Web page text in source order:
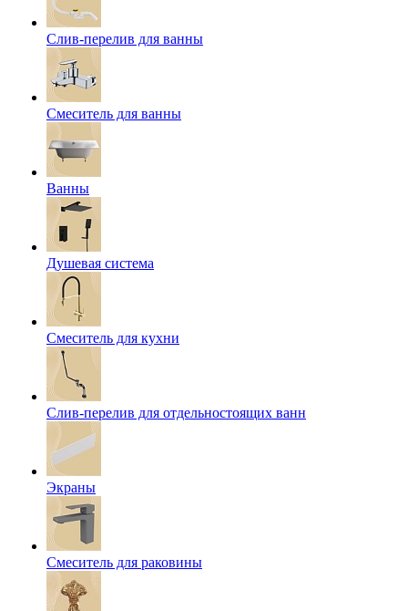
Слив-перелив для ванны
Смеситель для ванны
Ванны
Душевая система
Смеситель для кухни
Слив-перелив для отдельностоящих ванн
Экраны
Смеситель для раковины